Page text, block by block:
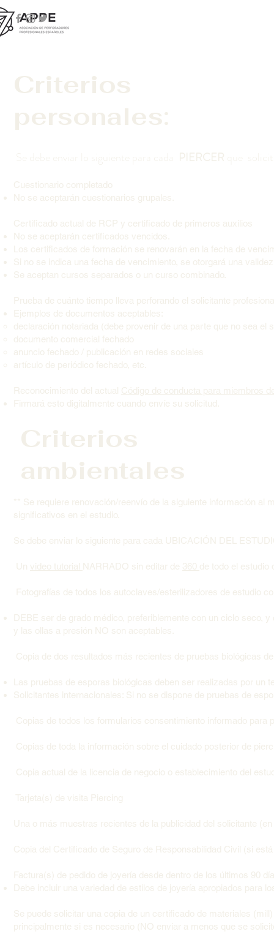
Criterios
personales:
Se debe enviar lo siguiente para cada PIERCER
Cuestionario completado
No se aceptarán cuestionarios grupales.
Certificado actual de RCP y certificado de primeros auxilios
No se aceptarán certificados vencidos.
Los certificados de formación se renovarán en la fecha de
Si no se indica una fecha de vencimiento, se otorgará una
Se aceptan cursos separados o un curso combinado.
Prueba de cuánto tiempo lleva perforando el solicitante
Ejemplos de documentos aceptables:
declaración notariada (debe provenir de una parte que no sea el
documento comercial fechado
anuncio fechado / publicación en redes sociales
artículo de periódico fechado, etc.
Reconocimiento del actual Código de conducta para miembros
Firmará esto digitalmente cuando envíe su solicitud.
Criterios
ambientales
** Se requiere renovación/reenvío de la siguiente información
significativos en el estudio.
Se debe enviar lo siguiente para cada UBICACIÓN DEL
Un video tutorial NARRADO sin editar de 360 de todo el estudio
Fotografías de todos los autoclaves/esterilizadores de estudio
DEBE ser de grado médico, preferiblemente con un ciclo seco,
y las ollas a presión NO son aceptables.
Copia de dos resultados más recientes de pruebas biológicas
Las pruebas de esporas biológicas deben ser realizadas por
Solicitantes internacionales: Si no se dispone de pruebas de
Copias de todos los formularios consentimiento informado
Copias de toda la información sobre el cuidado posterior de
Copia actual de la licencia de negocio o establecimiento del
Tarjeta(s) de visita Piercing
Una o más muestras recientes de la publicidad del solicitante
Copia del Certificado de Seguro de Responsabilidad Civil (si
Factura(s) de pedido de joyería desde dentro de los últimos 90
Debe incluir una variedad de estilos de joyería apropiados para
Se puede solicitar una copia de un certificado de materiales
principalmente si es necesario (NO enviar a menos que se